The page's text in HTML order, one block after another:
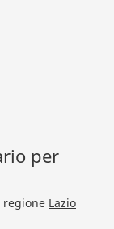
per
regione Lazio